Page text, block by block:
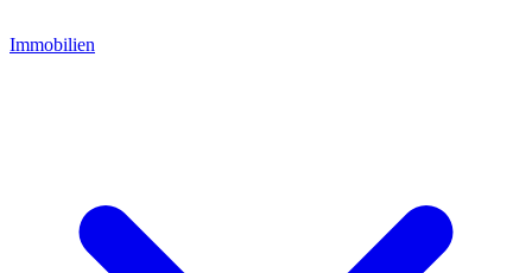
Immobilien